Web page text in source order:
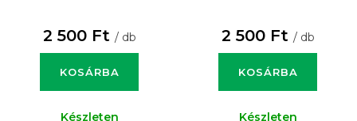
2 500 Ft / db
KOSÁRBA
Készleten
2 500 Ft / db
KOSÁRBA
Készleten